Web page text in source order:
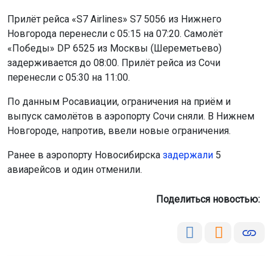
Прилёт рейса «S7 Airlines» S7 5056 из Нижнего
Новгорода перенесли с 05:15 на 07:20. Самолёт
«Победы» DP 6525 из Москвы (Шереметьево)
задерживается до 08:00. Прилёт рейса из Сочи
перенесли с 05:30 на 11:00.
По данным Росавиации, ограничения на приём и
выпуск самолётов в аэропорту Сочи сняли. В Нижнем
Новгороде, напротив, ввели новые ограничения.
Ранее в аэропорту Новосибирска задержали 5
авиарейсов и один отменили.
Поделиться новостью: